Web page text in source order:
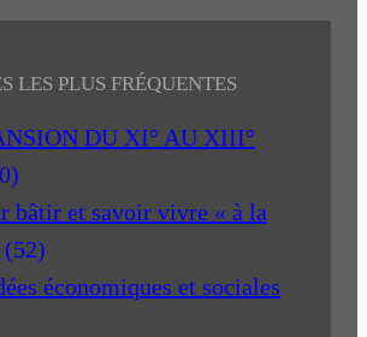
LES PLUS FRÉQUENTES
DU XI° AU XIII°
bâtir et savoir vivre « à la
(52)
économiques et sociales